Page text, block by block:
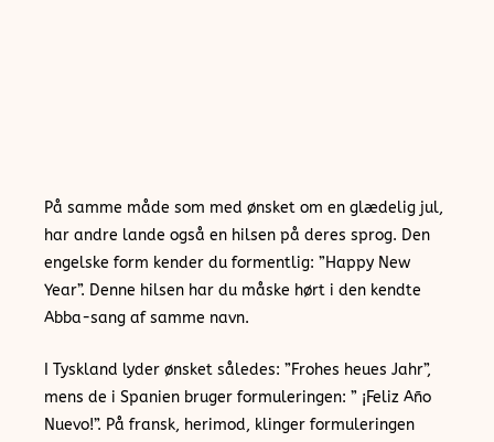
På samme måde som med ønsket om en glædelig jul,
har andre lande også en hilsen på deres sprog. Den
engelske form kender du formentlig: ”Happy New
Year”. Denne hilsen har du måske hørt i den kendte
Abba-sang af samme navn.
I Tyskland lyder ønsket således: ”Frohes heues Jahr”,
mens de i Spanien bruger formuleringen: ” ¡Feliz Año
Nuevo!”. På fransk, herimod, klinger formuleringen